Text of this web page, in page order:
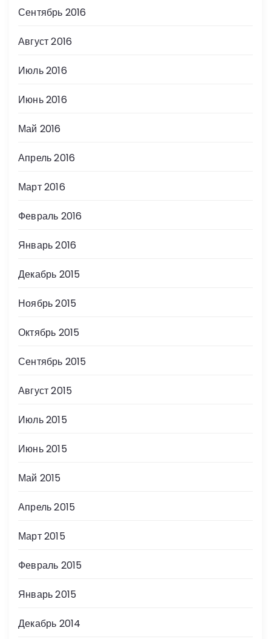
Сентябрь 2016
Август 2016
Июль 2016
Июнь 2016
Май 2016
Апрель 2016
Март 2016
Февраль 2016
Январь 2016
Декабрь 2015
Ноябрь 2015
Октябрь 2015
Сентябрь 2015
Август 2015
Июль 2015
Июнь 2015
Май 2015
Апрель 2015
Март 2015
Февраль 2015
Январь 2015
Декабрь 2014